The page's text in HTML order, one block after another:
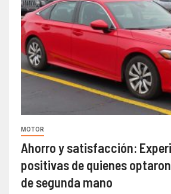
MOTOR
Ahorro y satisfacción:
positivas de quienes
de segunda mano